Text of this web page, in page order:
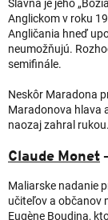
Slávna je jeho
Anglickom v roku
Angličania hneď
neumožňujú.
semifinále.
Neskôr Maradona
Maradonova hlava
naozaj zahral rukou.
Claude Monet
Maliarske nadanie
učiteľov a občanov
Eugène Boudina,